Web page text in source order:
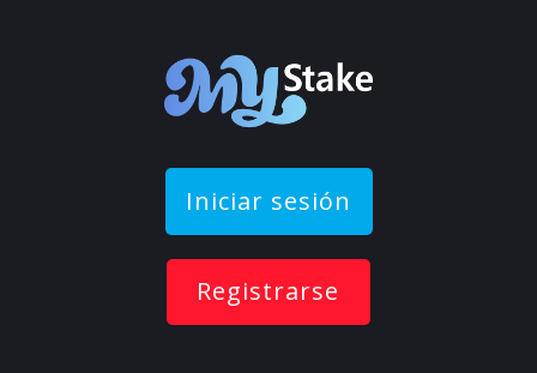
Iniciar sesión
Registrarse